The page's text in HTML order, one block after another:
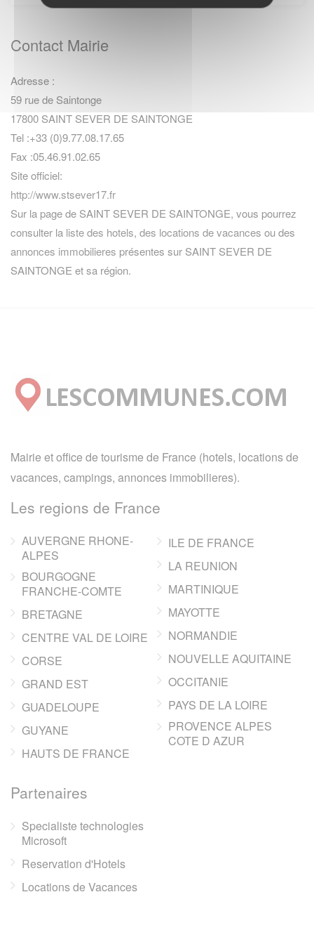
Contact Mairie
Adresse :
59 rue de Saintonge
17800 SAINT SEVER DE SAINTONGE
Tel :+33 (0)9.77.08.17.65
Fax :05.46.91.02.65
Site officiel:
http://www.stsever17.fr
Sur la page de SAINT SEVER DE SAINTONGE, vous pourrez
consulter la liste des hotels, des locations de vacances ou des
annonces immobilieres présentes sur SAINT SEVER DE
SAINTONGE et sa région.
Mairie et office de tourisme de France (hotels, locations de
vacances, campings, annonces immobilieres).
Les regions de France
AUVERGNE RHONE-
ALPES
BOURGOGNE
FRANCHE-COMTE
BRETAGNE
CENTRE VAL DE LOIRE
CORSE
GRAND EST
GUADELOUPE
GUYANE
HAUTS DE FRANCE
ILE DE FRANCE
LA REUNION
MARTINIQUE
MAYOTTE
NORMANDIE
NOUVELLE AQUITAINE
OCCITANIE
PAYS DE LA LOIRE
PROVENCE ALPES
COTE D AZUR
Partenaires
Specialiste technologies
Microsoft
Reservation d'Hotels
Locations de Vacances